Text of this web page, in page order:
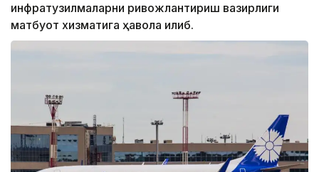
инфратузилмаларни ривожлантириш вазирлиги
матбуот хизматига ҳавола қилиб.